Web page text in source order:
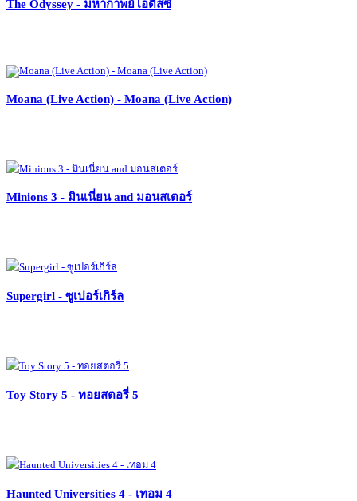
The Odyssey - มหากาพย์โอดิสซี
Moana (Live Action) - Moana (Live Action)
Minions 3 - มินเนี่ยน and มอนสเตอร์
Supergirl - ซูเปอร์เกิร์ล
Toy Story 5 - ทอยสตอรี่ 5
Haunted Universities 4 - เทอม 4